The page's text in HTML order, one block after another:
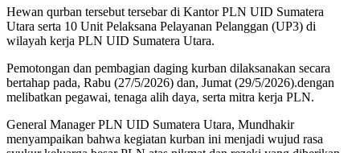
Hewan qurban tersebut tersebar di Kantor PLN UID Sumatera
Utara serta 10 Unit Pelaksana Pelayanan Pelanggan (UP3) di
wilayah kerja PLN UID Sumatera Utara.
Pemotongan dan pembagian daging kurban dilaksanakan secara
bertahap pada, Rabu (27/5/2026) dan, Jumat (29/5/2026).dengan
melibatkan pegawai, tenaga alih daya, serta mitra kerja PLN.
General Manager PLN UID Sumatera Utara, Mundhakir
menyampaikan bahwa kegiatan kurban ini menjadi wujud rasa